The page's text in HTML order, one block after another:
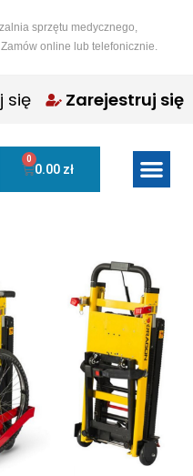
sprzętu medycznego,
online lub telefonicznie.
się Zarejestruj się
0.00 zł
0